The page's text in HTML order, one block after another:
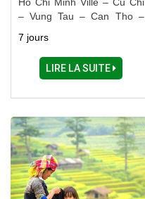
– Vung Tau – Can Tho –
7 jours
LIRE LA SUITE